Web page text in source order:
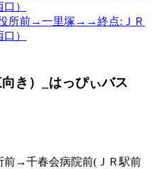
）
所前→一里塚→→終点:ＪＲ
）
き）_はっぴぃバス
前→千春会病院前(ＪＲ駅前